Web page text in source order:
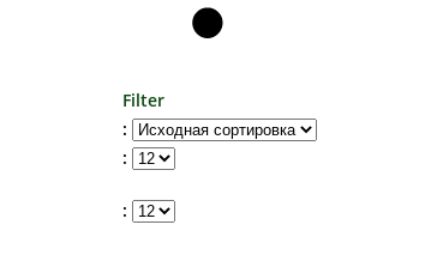
Filter
:
:
: